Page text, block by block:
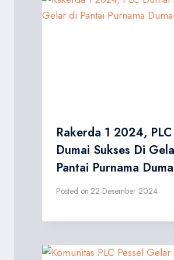
Rakerda 1 2024, PLC
Dumai Sukses Di
Pantai Purnama
Posted on 22 Desember 2024